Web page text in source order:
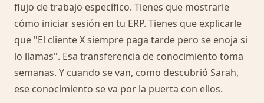
flujo de trabajo específico. Tienes que mostrarle
cómo iniciar sesión en tu ERP. Tienes que explicarle
que "El cliente X siempre paga tarde pero se enoja si
lo llamas". Esa transferencia de conocimiento toma
semanas. Y cuando se van, como descubrió Sarah,
ese conocimiento se va por la puerta con ellos.